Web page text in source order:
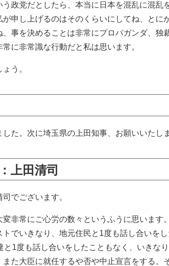
政党だとしたら、本当に日本を混乱に混乱
申し上げるのはそのくらいにしてね、とに
事を決めることは非常にプロパガンダ、独
に非常識な行動だと私は思います。
う。
た。次に埼玉県の上田知事、お願いいたしま
上田清司
でございます。
非常にご心労の数々というふうに思います
トでいきなり、地元住民と1度も話し合いを
と1度も話し合いをしたこともなく、いきな
また大臣に就任するや否や中止宣言をする。